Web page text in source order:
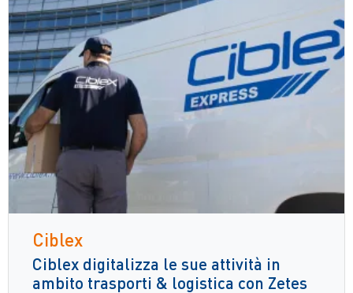
Ciblex
Ciblex digitalizza le sue attività in
ambito trasporti & logistica con Zetes